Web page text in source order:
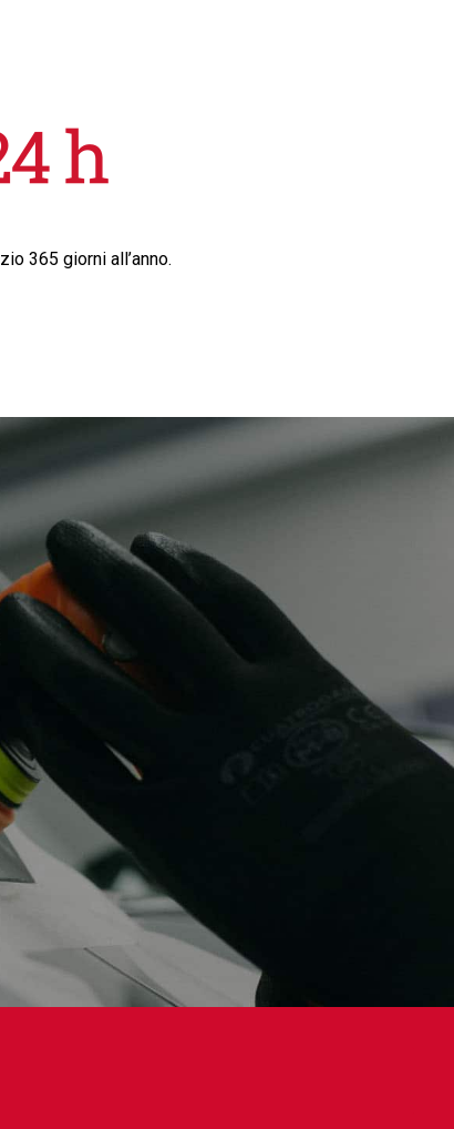
365 giorni all’anno.